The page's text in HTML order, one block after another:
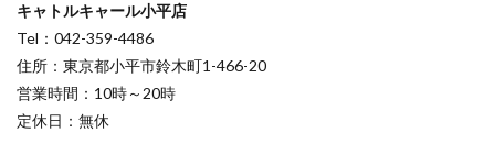
キャトルキャール小平店
Tel：042-359-4486
住所：東京都小平市鈴木町1-466-20
営業時間：10時～20時
定休日：無休